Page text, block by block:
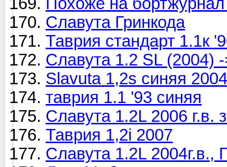
Славута Гринкода
Таврия стандарт 1.1к
Славута 1.2 SL (2004)
Slavuta 1,2s синяя 2004
таврия 1.1 '93 синяя
Славута 1.2L 2006 г.в.
Таврия 1,2i 2007
Славута 1.2L